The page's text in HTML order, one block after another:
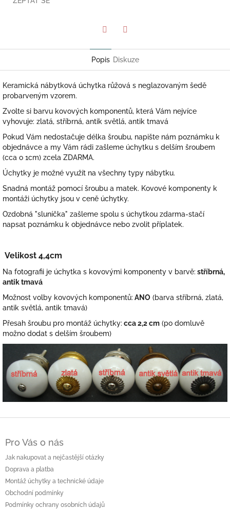
Popis Diskuze
Keramická nábytková úchytka růžová s neglazovaným šedě
probarveným vzorem.
Zvolte si barvu kovových komponentů, která Vám nejvíce
vyhovuje: zlatá, stříbrná, antik světlá, antik tmavá
Pokud Vám nedostačuje délka šroubu, napište nám poznámku k
objednávce a my Vám rádi zašleme úchytku s delším šroubem
(cca o 1cm) zcela ZDARMA.
Úchytky je možné využít na všechny typy nábytku.
Snadná montáž pomocí šroubu a matek. Kovové komponenty k
montáži úchytky jsou v ceně úchytky.
Ozdobná "sluníčka" zašleme spolu s úchytkou zdarma-stačí
napsat poznámku k objednávce nebo zvolit příplatek.
Velikost 4,4cm
Na fotografii je úchytka s kovovými komponenty v barvě: stříbrná,
antik tmavá
Možnost volby kovových komponentů: ANO (barva stříbrná, zlatá,
antik světlá, antik tmavá)
Přesah šroubu pro montáž úchytky: cca 2,2 cm (po domluvě
možno dodat s delším šroubem)
Pro Vás o nás
Jak nakupovat a nejčastější otázky
Doprava a platba
Montáž úchytky a technické údaje
Obchodní podmínky
Podmínky ochrany osobních údajů